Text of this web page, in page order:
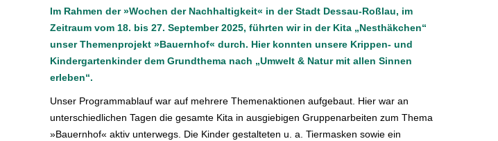
Im Rahmen der »Wochen der Nachhaltigkeit« in der Stadt Dessau-Roßlau, im
Zeitraum vom 18. bis 27. September 2025, führten wir in der Kita „Nesthäkchen“
unser Themenprojekt »Bauernhof« durch. Hier konnten unsere Krippen- und
Kindergartenkinder dem Grundthema nach „Umwelt & Natur mit allen Sinnen
erleben“.
Unser Programmablauf war auf mehrere Themenaktionen aufgebaut. Hier war an
unterschiedlichen Tagen die gesamte Kita in ausgiebigen Gruppenarbeiten zum Thema
»Bauernhof« aktiv unterwegs. Die Kinder gestalteten u. a. Tiermasken sowie ein